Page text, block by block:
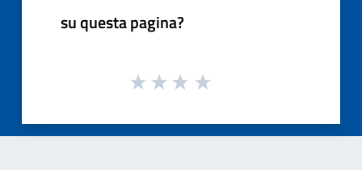
su questa pagina?